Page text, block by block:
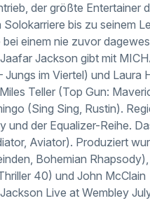
der größte Entertainer
bis zu seinem
einem nie zuvor
Jackson gibt mit
im Viertel) und Laura
Teller (Top Gun:
(Sing Sing, Rustin).
und der Equalizer-Reihe.
Aviator). Produziert
Bohemian
40) und John McClain
Live at Wembley